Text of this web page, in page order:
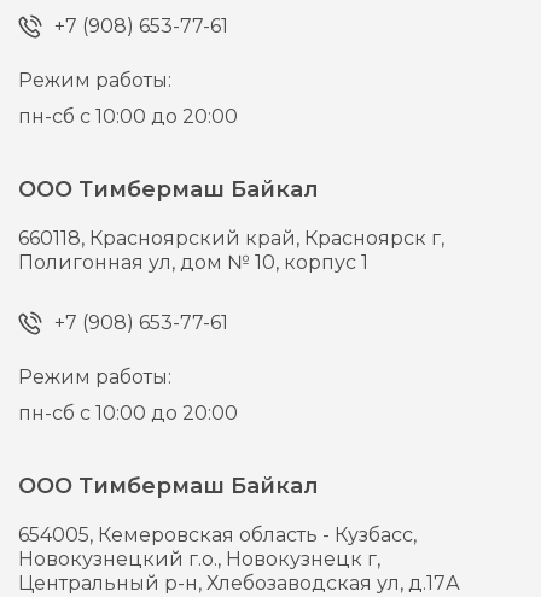
+7 (908) 653-77-61
Режим работы:
пн-сб с 10:00 до 20:00
ООО Тимбермаш Байкал
660118, Красноярский край, Красноярск г,
Полигонная ул, дом № 10, корпус 1
+7 (908) 653-77-61
Режим работы:
пн-сб с 10:00 до 20:00
ООО Тимбермаш Байкал
654005, Кемеровская область - Кузбасс,
Новокузнецкий г.о., Новокузнецк г,
Центральный р-н, Хлебозаводская ул, д.17А